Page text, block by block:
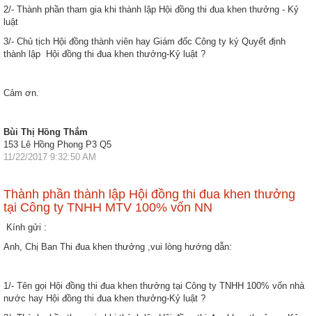
2/- Thành phần tham gia khi thành lập Hội đồng thi đua khen thưởng - Kỷ
luật
3/- Chủ tịch Hội đồng thành viên hay Giám đốc Công ty ký Quyết định
thành lập Hội đồng thi đua khen thưởng-Kỷ luật ?
Cảm ơn.
Bùi Thị Hồng Thắm
153 Lê Hồng Phong P3 Q5
11/22/2017 9:32:50 AM
Thành phần thành lập Hội đồng thi đua khen thưởng
tại Công ty TNHH MTV 100% vốn NN
Kính gửi :
Anh, Chị Ban Thi đua khen thưởng ,vui lòng hướng dẫn:
1/- Tên gọi Hội đồng thi đua khen thưởng tại Công ty TNHH 100% vốn nhà
nước hay Hội đồng thi đua khen thưởng-Kỷ luật ?